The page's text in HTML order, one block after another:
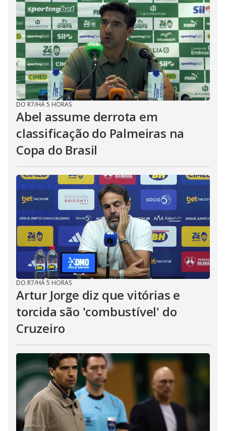
DO R7/HÁ 5 HORAS
Abel assume derrota em
classificação do Palmeiras na
Copa do Brasil
DO R7/HÁ 5 HORAS
Artur Jorge diz que vitórias e
torcida são 'combustível' do
Cruzeiro